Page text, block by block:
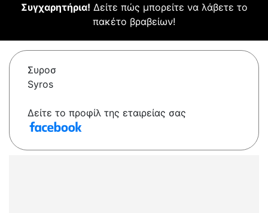
Συγχαρητήρια! Δείτε πώς μπορείτε να λάβετε το
πακέτο βραβείων!
Συροσ
Syros
Δείτε το προφίλ της εταιρείας σας